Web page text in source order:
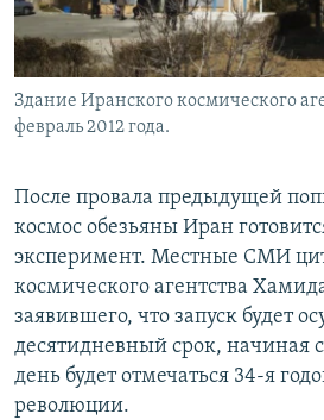
Здание Иранского космического
февраль 2012 года.
После провала предыдущей
космос обезьяны Иран
эксперимент. Местные СМИ
космического агентства
заявившего, что запуск будет
десятидневный срок, начиная с
день будет отмечаться 34-я
революции.